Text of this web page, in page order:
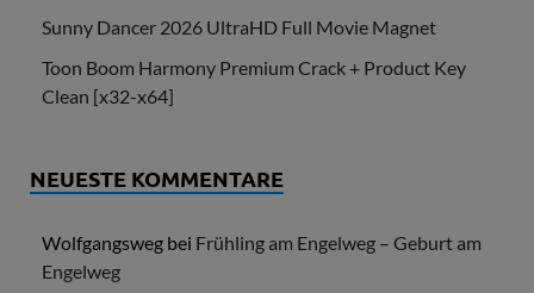
Sunny Dancer 2026 UltraHD Full Movie Magnet
Toon Boom Harmony Premium Crack + Product Key
Clean [x32-x64]
NEUESTE KOMMENTARE
Wolfgangsweg bei Frühling am Engelweg – Geburt am
Engelweg